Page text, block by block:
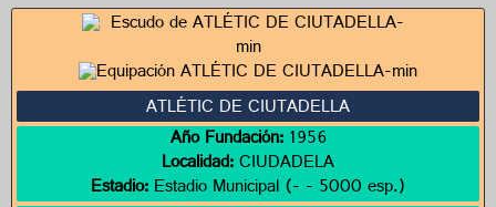
ATLÉTIC DE CIUTADELLA
Año Fundación:1956
Localidad:CIUDADELA
Estadio:Estadio Municipal (- - 5000 esp.)